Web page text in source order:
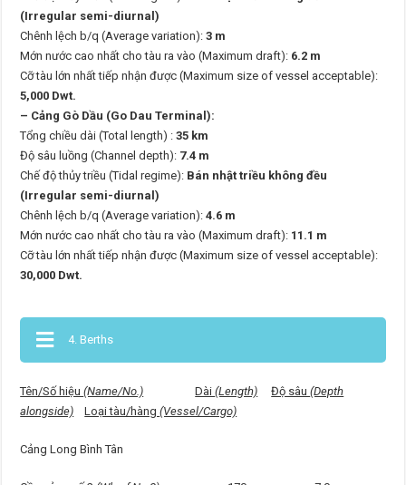
(Irregular semi-diurnal)
Chênh lệch b/q (Average variation):3 m
Mớn nước cao nhất cho tàu ra vào (Maximum draft): 6.2 m
Cỡ tàu lớn nhất tiếp nhận được (Maximum size of vessel acceptable):
5,000 Dwt.
– Cảng Gò Dầu (Go Dau Terminal):
Tổng chiều dài (Total length) :35 km
Độ sâu luồng (Channel depth): 7.4 m
Chế độ thủy triều (Tidal regime): Bán nhật triều không đều
(Irregular semi-diurnal)
Chênh lệch b/q (Average variation):4.6 m
Mớn nước cao nhất cho tàu ra vào (Maximum draft): 11.1 m
Cỡ tàu lớn nhất tiếp nhận được (Maximum size of vessel acceptable):
30,000 Dwt.
4. Berths
Tên/Số hiệu(Name/No.) Dài(Length) Độ sâu(Depth
alongside)
Loại tàu/hàng(Vessel/Cargo)
Cảng Long Bình Tân